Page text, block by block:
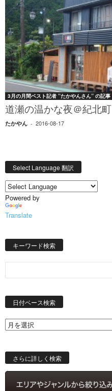
3月の月間ベスト記者 ”たかやんさん” の記事
道瀬の温かな夜＠紀北町
たかやん - 2016-08-17
Select Language 翻訳
Powered by
Translate
キーワード検索
日付ベース検索
索
さらに詳しく検索